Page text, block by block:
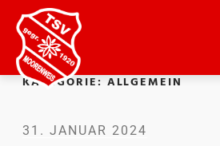
KATEGORIE: ALLGEMEIN
31. JANUAR 2024